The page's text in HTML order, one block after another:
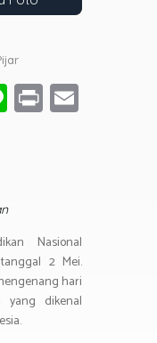
Li
n
Pr
in
Nasional
2 Mei.
hari
yang dikenal